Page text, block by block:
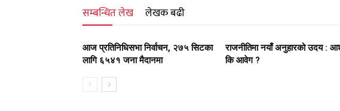
सम्बन्धित लेख लेखक बढी
आज प्रतिनिधिसभा निर्वाचन, २७५ सिटका
लागि ६५४१ जना मैदानमा
राजनीतिमा नयाँ अनुहारको उदय :
कि आवेग ?